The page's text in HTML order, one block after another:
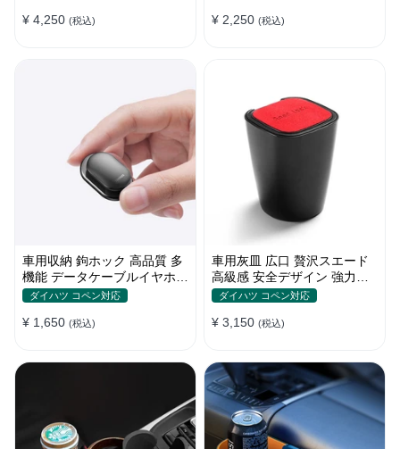
¥ 4,250 (税込) ¥ 2,250 (税込)
車用収納 鉤ホック 高品質 多
機能 データケーブルイヤホー
ン整理 便利 実用 留め具 ハン
ダイハツ コペン対応
¥ 1,650 (税込)
車用灰皿 広口 贅沢スエード
高級感 安全デザイン 強力密
閉性 おしゃれ 多色 カバー付
ダイハツ コペン対応
¥ 3,150 (税込)